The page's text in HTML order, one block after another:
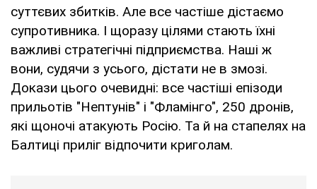
суттєвих збитків. Але все частіше дістаємо
супротивника. І щоразу цілями стають їхні
важливі стратегічні підприємства. Наші ж
вони, судячи з усього, дістати не в змозі.
Докази цього очевидні: все частіші епізоди
прильотів "Нептунів" і "Фламінго", 250 дронів,
які щоночі атакують Росію. Та й на стапелях на
Балтиці приліг відпочити криголам.